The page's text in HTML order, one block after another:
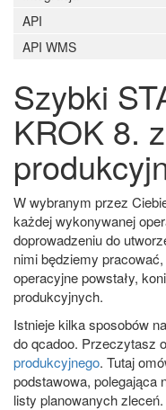
API
API WMS
Szybki
KROK 8.
W wybranym przez
każdej wykonywanej
doprowadzeniu do
nimi będziemy
operacyjne powstały,
produkcyjnych.
Istnieje kilka sposobów
do qcadoo. Przeczytasz
produkcyjnego. Tutaj
podstawowa, polegająca
listy planowanych zleceń.